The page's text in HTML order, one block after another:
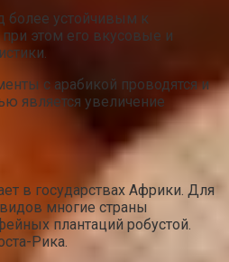
более устойчивым к
этом его вкусовые и
с арабикой проводятся и
является увеличение
в государствах Африки. Для
многие страны
плантаций робустой.
Рика.